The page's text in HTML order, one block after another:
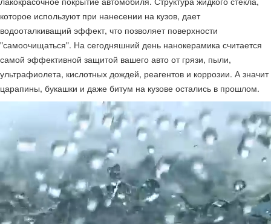
которое используют при нанесении на кузов, дает
водооталкиващий эффект, что позволяет поверхности
"самоочищаться". На сегодняшний день нанокерамика считается
самой эффективной защитой вашего авто от грязи, пыли,
ультрафиолета, кислотных дождей, реагентов и коррозии. А значит
царапины, букашки и даже битум на кузове остались в прошлом.